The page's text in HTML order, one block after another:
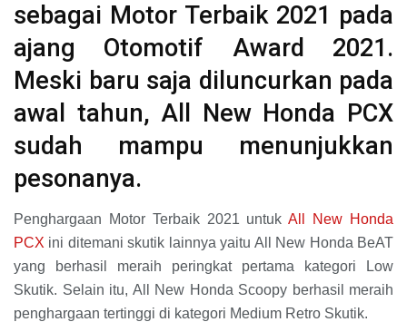
sebagai Motor Terbaik 2021 pada
ajang Otomotif Award 2021.
Meski baru saja diluncurkan pada
awal tahun, All New Honda PCX
sudah mampu menunjukkan
pesonanya.
Penghargaan Motor Terbaik 2021 untukAll New Honda
PCX ini ditemani skutik lainnya yaitu All New Honda BeAT
yang berhasil meraih peringkat pertama kategori Low
Skutik. Selain itu, All New Honda Scoopy berhasil meraih
penghargaan tertinggi di kategori Medium Retro Skutik.